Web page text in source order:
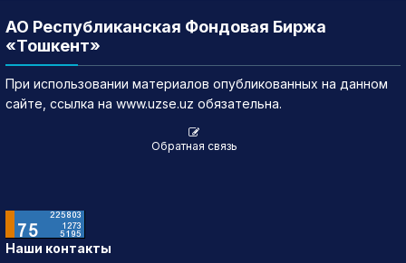
АО Республиканская Фондовая Биржа
«Тошкент»
При использовании материалов опубликованных на данном
сайте, ссылка на www.uzse.uz обязательна.
Обратная связь
Наши контакты